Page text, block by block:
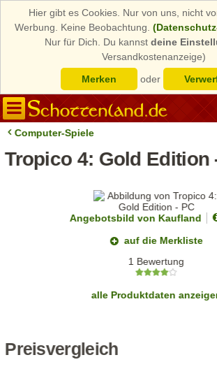
Hier gibt es Cookies. Nur von uns, nicht
Werbung. Keine Beobachtung.
Nur für Dich. Du kannst deine
Versandkostenanzeige)
Merken
oder
Computer-Spiele
Tropico 4: Gold Edition
Angebotsbild von Kaufland
auf die Merkliste
1 Bewertung
alle Produktdaten
Preisvergleich